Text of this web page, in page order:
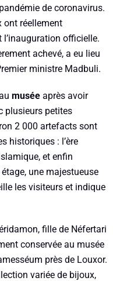
de coronavirus.
ont réellement
officielle.
achevé, a eu lieu
ministre Madbuli.
musée après avoir
plusieurs petites
2 000 artefacts sont
historiques : l’ère
et enfin
étage, une majestueuse
les visiteurs et indique
fille de Néfertari
conservée au musée
près de Louxor.
variée de bijoux,